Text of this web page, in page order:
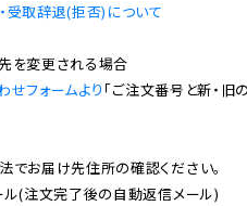
受取辞退(拒否)について
せフォームより 「ご注文番号と新・旧
でお届け先住所の確認ください。
ル(注文完了後の自動返信メール)